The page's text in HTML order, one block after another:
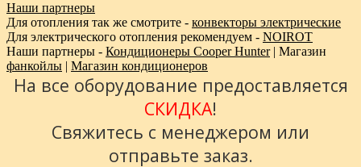
Наши партнеры
Для отопления так же смотрите - конвекторы электрические
Для электрического отопления рекомендуем - NOIROT
Наши партнеры - Кондиционеры Cooper Hunter| Магазин
фанкойлы | Магазин кондиционеров
На все оборудование предоставляется
СКИДКА!
Свяжитесь с менеджером или
отправьте заказ.